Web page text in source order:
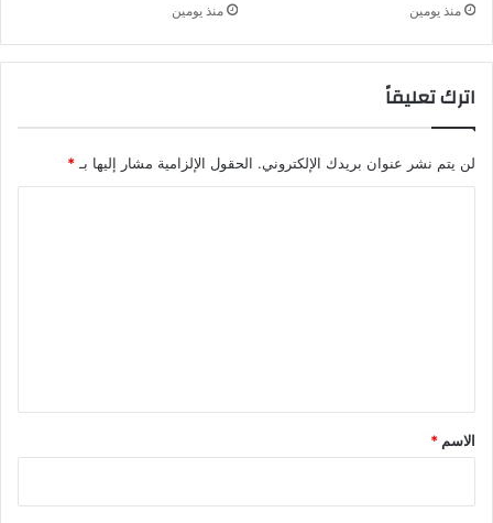
منذ يومين منذ يومين
اترك تعليقاً
لن يتم نشر عنوان بريدك الإلكتروني. الحقول الإلزامية مشار إليها بـ *
*
الاسم *